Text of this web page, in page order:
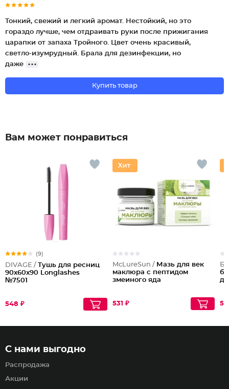
Тонкий, свежий и легкий аромат. Нестойкий, но это
гораздо лучше, чем отдраивать руки после прижигания
царапки от запаха Тройного. Цвет очень красивый,
светло-изумрудный. Брала для дезинфекции, но
даже
Купить товар
Вам может понравиться
(9)
DIVAGE / Тушь для ресниц
90x60x90 Longlashes
№7501
548 ₽
McLureSun / Мазь для век
маклюра с пептидом
змеиного яда
531 ₽
С нами выгодно
Распродажа
Акции